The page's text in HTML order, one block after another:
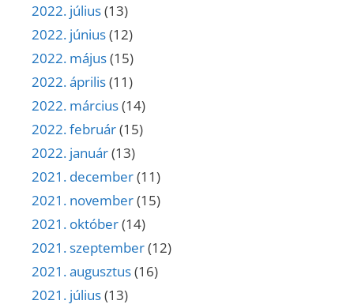
2022. július(13)
2022. június(12)
2022. május(15)
2022. április(11)
2022. március(14)
2022. február(15)
2022. január(13)
2021. december(11)
2021. november(15)
2021. október(14)
2021. szeptember(12)
2021. augusztus(16)
2021. július(13)